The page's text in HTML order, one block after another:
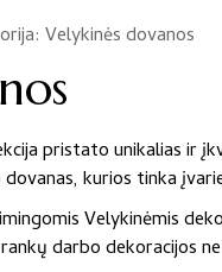
Velykinės dovanos
pristato unikalias ir
kurios tinka
Velykinėmis
darbo dekoracijos